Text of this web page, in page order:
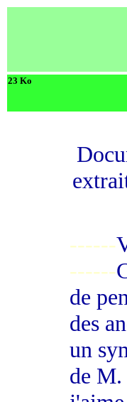
23 Ko
------
------
de
des
un
de